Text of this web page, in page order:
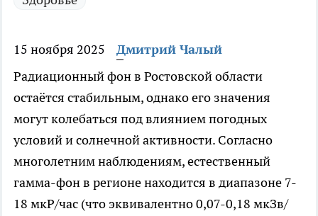
15 ноября 2025
Дмитрий Чалый
Радиационный фон в Ростовской области
остаётся стабильным, однако его значения
могут колебаться под влиянием погодных
условий и солнечной активности. Согласно
многолетним наблюдениям, естественный
гамма-фон в регионе находится в диапазоне 7-
18 мкР/час (что эквивалентно 0,07-0,18 мкЗв/